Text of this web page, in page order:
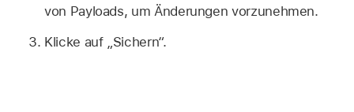
von Payloads, um Änderungen vorzunehmen.
Klicke auf „Sichern“.